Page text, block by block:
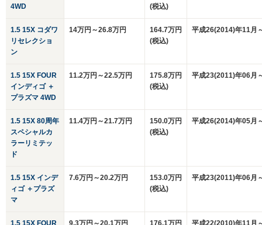
4WD
(税込)
1.5 15X コダワ
リセレクショ
ン
14万円～26.8万円
164.7万円
(税込)
平成26(2014)年11月
1.5 15X FOUR
インディゴ ＋
プラズマ 4WD
11.2万円～22.5万円
175.8万円
(税込)
平成23(2011)年06月
1.5 15X 80周年
スペシャルカ
ラーリミテッ
ド
11.4万円～21.7万円
150.0万円
(税込)
平成26(2014)年05月
1.5 15X インデ
ィゴ ＋プラズ
マ
7.6万円～20.2万円
153.0万円
(税込)
平成23(2011)年06月
1.5 15X FOUR
9.3万円～20.1万円
176.1万円
平成22(2010)年11月